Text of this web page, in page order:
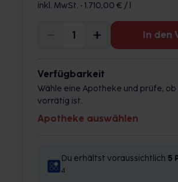
inkl. MwSt. • 1.710,00 € / l
In den
Verfügbarkeit
Wähle eine Apotheke und prüfe,
vorrätig ist.
Apotheke auswählen
Du erhältst voraussichtlich 5
4